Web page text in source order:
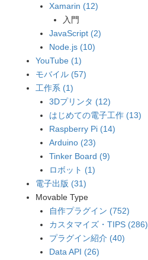
Xamarin (12)
入門
JavaScript (2)
Node.js (10)
YouTube (1)
モバイル (57)
工作系 (1)
3Dプリンタ (12)
はじめての電子工作 (13)
Raspberry Pi (14)
Arduino (23)
Tinker Board (9)
ロボット (1)
電子出版 (31)
Movable Type
自作プラグイン (752)
カスタマイズ・TIPS (286)
プラグイン紹介 (40)
Data API (26)